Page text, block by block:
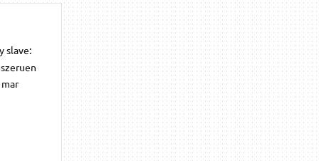
slave: